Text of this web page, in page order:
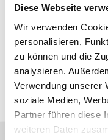
Diese Webseite
Wir verwenden
personalisieren,
zu können und die
analysieren.
Verwendung unserer
soziale Medien,
Partner führen diese
weiteren Daten
RÉSERVEZ
MERANO
Planifiez
de rêve